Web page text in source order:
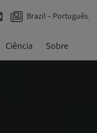
Brazil – Português
Ciência Sobre